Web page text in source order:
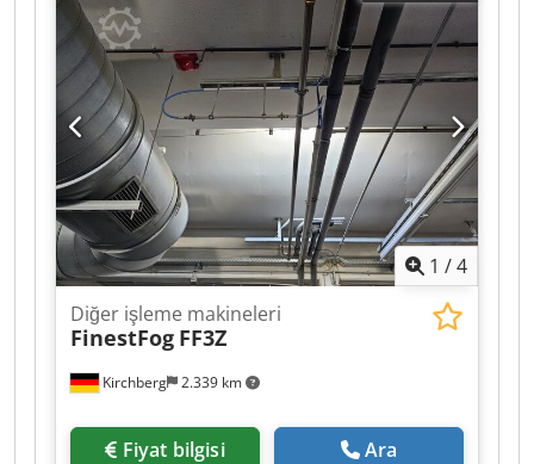
1 /4
Kirchberg 2.339 km
Diğer işleme makineleri
FinestFog FF3Z
Fiyat bilgisi Ara